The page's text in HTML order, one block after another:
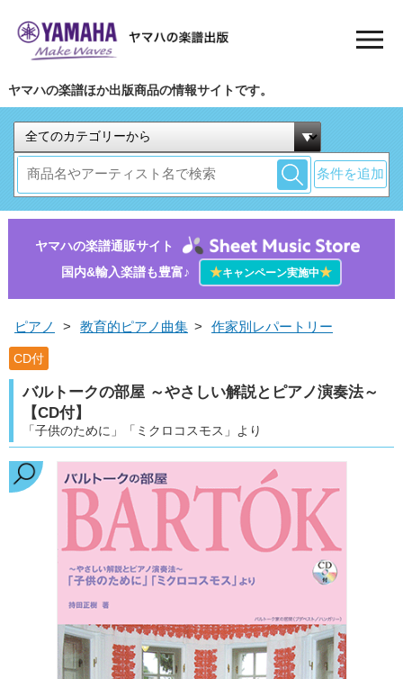
ヤマハの楽譜ほか出版商品の情報サイトです。
条件を追加
ヤマハの楽譜通販サイト
国内&輸入楽譜も豊富♪
★キャンペーン実施中★
ピアノ > 教育的ピアノ曲集 > 作家別レパートリー
CD付
バルトークの部屋 ～やさしい解説とピアノ演奏法～
【CD付】
「子供のために」「ミクロコスモス」より